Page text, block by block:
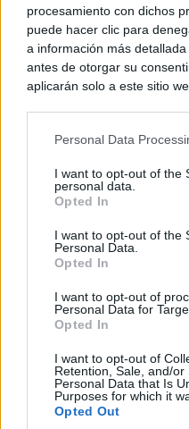
procesamiento con dichos
puede hacer clic para
a información más
antes de otorgar su
aplicarán solo a este sitio
rechazar tal
a este sitio y haciendo clic
parte inferior de la página
Please note that this
services and may gather
not limited to your visit or
use your data for below
consent section.
Personal Data
I want to opt-out of the
personal data.
Opted In
I want to opt-out of the
Personal Data.
Opted In
I want to opt-out of
Personal Data for
Opted In
I want to opt-out of
Retention, Sale, and/or
Personal Data that Is
Purposes for which it
Opted Out
¿Cómo
los abuelos
🎉 Actividad
Llamada o
videollamada
Cartas escritas a mano
Álbum de fotos
personalizado
Salida familiar